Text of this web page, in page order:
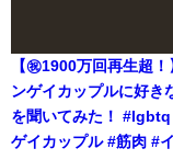
【㊗️1900万回再生超！
ンゲイカップルに好き
を聞いてみた！
ゲイカップル #筋肉 #